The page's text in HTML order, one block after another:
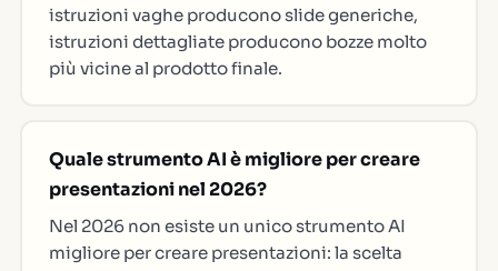
istruzioni vaghe producono slide generiche,
istruzioni dettagliate producono bozze molto
più vicine al prodotto finale.
Quale strumento AI è migliore per creare
presentazioni nel 2026?
Nel 2026 non esiste un unico strumento AI
migliore per creare presentazioni: la scelta